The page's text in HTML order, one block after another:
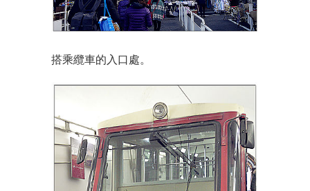
搭乘纜車的入口處。